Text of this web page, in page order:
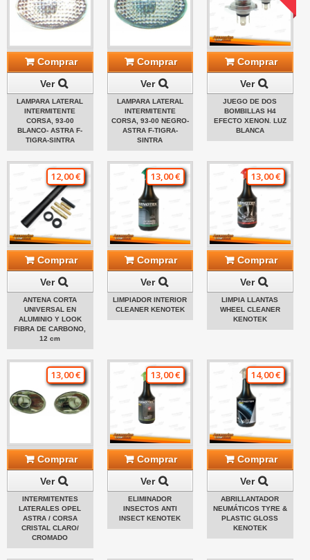
Comprar
Ver
LAMPARA LATERAL
INTERMITENTE
CORSA, 93-00
BLANCO- ASTRA F-
TIGRA-SINTRA
Comprar
Ver
LAMPARA LATERAL
INTERMITENTE
CORSA, 93-00 NEGRO-
ASTRA F-TIGRA-
SINTRA
Comprar
Ver
JUEGO DE DOS
BOMBILLAS H4
EFECTO XENON. LUZ
BLANCA
12,00 €
Comprar
Ver
ANTENA CORTA
UNIVERSAL EN
ALUMINIO Y LOOK
FIBRA DE CARBONO,
12 cm
13,00 €
Comprar
Ver
LIMPIADOR INTERIOR
CLEANER KENOTEK
13,00 €
Comprar
Ver
LIMPIA LLANTAS
WHEEL CLEANER
KENOTEK
13,00 €
Comprar
Ver
INTERMITENTES
LATERALES OPEL
ASTRA / CORSA
CRISTAL CLARO/
CROMADO
13,00 €
Comprar
Ver
ELIMINADOR
INSECTOS ANTI
INSECT KENOTEK
14,00 €
Comprar
Ver
ABRILLANTADOR
NEUMÁTICOS TYRE &
PLASTIC GLOSS
KENOTEK